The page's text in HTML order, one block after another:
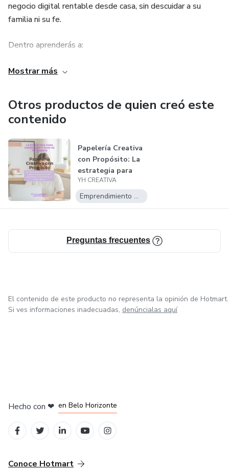
negocio digital rentable desde casa, sin descuidar a su
familia ni su fe.
Dentro aprenderás a:
Descubrir y definir tu propósito como emprendedora
Crear y organizar productos digitales como stickers,
toppers, cajas, kits temáticos y plantillas.
Usar herramientas como Silhouette Studio de forma
práctica y sencilla. Superar miedos, gestionar tu tiempo y
organizarte como mamá-emprendedora.
Implementar estrategias de ventas digitales con
Mostrar más
Otros productos de quien creó este
contenido
Papelería Creativa
con Propósito: La
estrategia para
emprend...
YH CREATIVA
Emprendimiento Digital
Preguntas frecuentes
El contenido de este producto no representa la opinión de Hotmart.
Si ves informaciones inadecuadas, denúncialas aquí
Hecho con ❤ en Belo Horizonte
Conoce Hotmart